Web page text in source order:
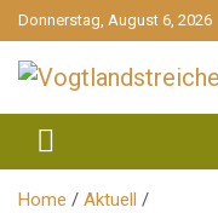
gehe
zum
Inhalt
Donnerstag, August 6, 2026
Home
Aktuell